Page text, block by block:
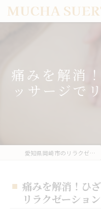
痛みを解消
ッサージで
愛知県岡崎市のリラクゼーションならMUCHA SUERTE
痛みを解消！ひ
リラクゼーション